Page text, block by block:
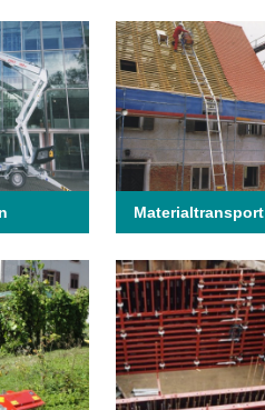
Materialtransport